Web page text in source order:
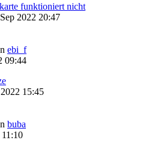
funktioniert nicht
2022 20:47
ebi_f
09:44
15:45
buba